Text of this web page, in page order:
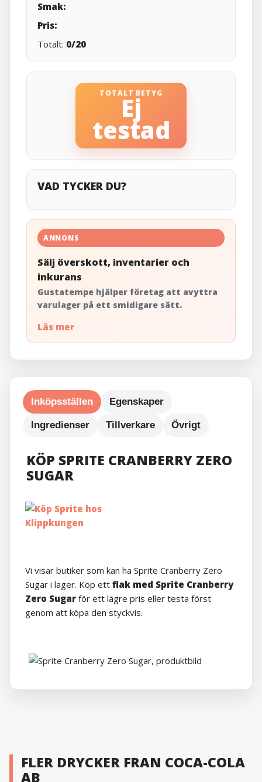
Smak:
Pris:
Totalt: 0/20
TOTALT BETYG
Ej
testad
VAD TYCKER DU?
ANNONS
Sälj överskott, inventarier och
inkurans
Gustatempe hjälper företag att avyttra
varulager på ett smidigare sätt.
Läs mer
Inköpsställen Egenskaper
Ingredienser Tillverkare Övrigt
KÖP SPRITE CRANBERRY ZERO
SUGAR
Vi visar butiker som kan ha Sprite Cranberry Zero
Sugar i lager. Köp ett flak med Sprite Cranberry
Zero Sugarför ett lägre pris eller testa först
genom att köpa den styckvis.
FLER DRYCKER FRAN COCA-COLA
AB